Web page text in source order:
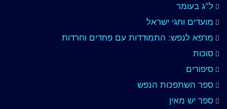
ל"ג בעומר
מועדים וחגי ישראל
מרפא לנפש: התמודדות עם פחדים וחרדות
סוכות
סיפורים
ספר השתפכות הנפש
ספר יש מאין